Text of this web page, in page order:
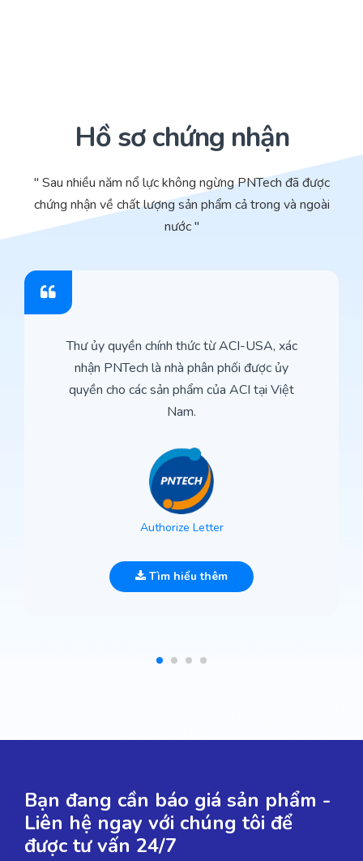
Hồ sơ chứng nhận
" Sau nhiều năm nổ lực không ngừng PNTech đã được
chứng nhận về chất lượng sản phẩm cả trong và ngoài
nước "
Thư ủy quyền chính thức từ ACI-USA, xác
nhận PNTech là nhà phân phối được ủy
quyền cho các sản phẩm của ACI tại Việt
Nam.
Authorize Letter
Tìm hiểu thêm
Bạn đang cần báo giá sản phẩm -
Liên hệ ngay với chúng tôi để
được tư vấn 24/7